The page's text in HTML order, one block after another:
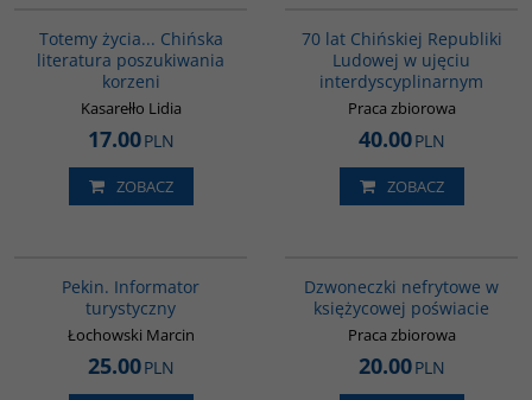
Totemy życia... Chińska
literatura poszukiwania
korzeni
Kasarełło Lidia
17.00PLN
ZOBACZ
70 lat Chińskiej Republiki
Ludowej w ujęciu
interdyscyplinarnym
Praca zbiorowa
40.00PLN
ZOBACZ
Pekin. Informator
turystyczny
Łochowski Marcin
25.00PLN
Dzwoneczki nefrytowe w
księżycowej poświacie
Praca zbiorowa
20.00PLN